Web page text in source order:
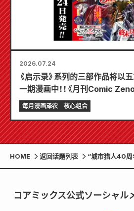
2026.07.24
《启示录》系列的三部作品将以
一期漫画中！！《月刊Comic
将于7月24日发售！！
每月漫画泽农 核心组合
HOME 返回话题列表
“城市猎人40周
16日（周三）起
コアミックス公式ソーシャル